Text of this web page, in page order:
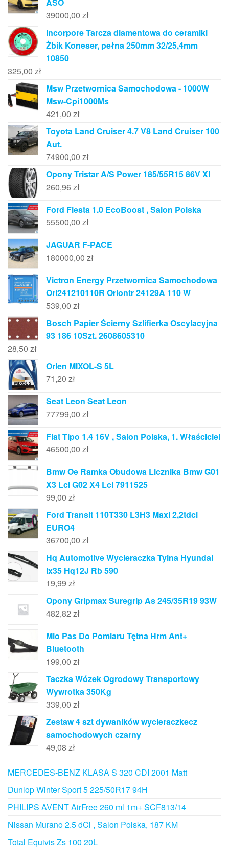
39000,00 zł
Incorpore Tarcza diamentowa do ceramiki
Żbik Koneser, pełna 250mm 32/25,4mm
10850
325,00 zł
Msw Przetwornica Samochodowa - 1000W
Msw-Cpi1000Ms
421,00 zł
Toyota Land Cruiser 4.7 V8 Land Cruiser 100
Aut.
74900,00 zł
Opony Tristar A/S Power 185/55R15 86V Xl
260,96 zł
Ford Fiesta 1.0 EcoBoost , Salon Polska
55500,00 zł
JAGUAR F-PACE
180000,00 zł
Victron Energy Przetwornica Samochodowa
Ori241210110R Oriontr 24129A 110 W
539,00 zł
Bosch Papier Ścierny Szlifierka Oscylacyjna
93 186 10Szt. 2608605310
28,50 zł
Orlen MIXOL-S 5L
71,20 zł
Seat Leon Seat Leon
77799,00 zł
Fiat Tipo 1.4 16V , Salon Polska, 1. Właściciel
46500,00 zł
Bmw Oe Ramka Obudowa Licznika Bmw G01
X3 Lci G02 X4 Lci 7911525
99,00 zł
Ford Transit 110T330 L3H3 Maxi 2,2tdci
EURO4
36700,00 zł
Hq Automotive Wycieraczka Tylna Hyundai
Ix35 Hq12J Rb 590
19,99 zł
Opony Gripmax Suregrip As 245/35R19 93W
482,82 zł
Mio Pas Do Pomiaru Tętna Hrm Ant+
Bluetooth
199,00 zł
Taczka Wózek Ogrodowy Transportowy
Wywrotka 350Kg
339,00 zł
Zestaw 4 szt dywaników wycieraczkecz
samochodowych czarny
49,08 zł
MERCEDES-BENZ KLASA S 320 CDI 2001 Matt
Dunlop Winter Sport 5 225/50R17 94H
PHILIPS AVENT AirFree 260 ml 1m+ SCF813/14
Nissan Murano 2.5 dCi , Salon Polska, 187 KM
Total Equivis Zs 100 20L